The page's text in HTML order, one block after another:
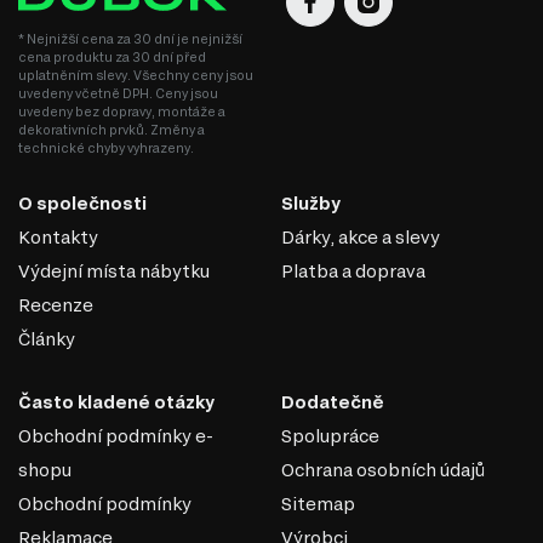
čalouněným nábytkem jsou oblíbená bezrámová křesla a pohovky
z palet;
nejčastěji se používají průmyslové odstíny černé, hnědé, které
mohou kontrastovat s bílou a šedou; buďte opatrní s jasnými
barvami, výjimkou může být několik dekoračních prvků;
výzdoba a doplňky by měly být neobvyklé, odpovídat barevnému
provedení a bohémskému charakteru: reklamní plakáty, filmové
osvětlení je co nejpřirozenější; lampy by měly být rozmístěny po
celém obvodu místnosti; nejcharakterističtějšími světly loftu jsou
osvětlení podle typu kolejnicových systémů, pouliční osvětlení,
lustry s otevřenými kazetami.
* Nejnižší cena za 30 dní je nejnižší
cena produktu za 30 dní před
uplatněním slevy. Všechny ceny jsou
uvedeny včetně DPH. Ceny jsou
uvedeny bez dopravy, montáže a
dekorativních prvků. Změny a
technické chyby vyhrazeny.
O společnosti
Kontakty
Výdejní místa nábytku
Recenze
Články
Služby
Dárky, akce a slevy
Platba a doprava
Často kladené otázky
Obchodní podmínky e-
shopu
Obchodní podmínky
Reklamace
Dodatečně
Spolupráce
Ochrana osobních údajů
Sitemap
Výrobci